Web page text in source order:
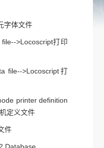
字体文件
>Locoscript打印
file-->Locoscript打
printer definition
定义文件
件